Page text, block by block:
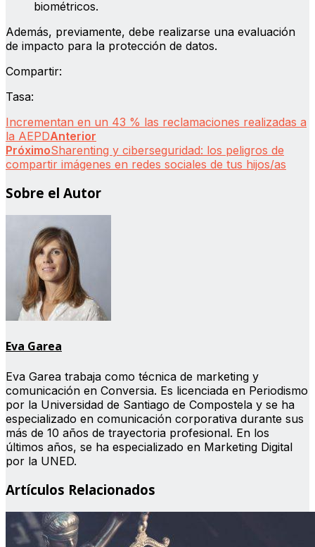
biométricos.
Además, previamente, debe realizarse una evaluación
de impacto para la protección de datos.
Compartir:
Tasa:
Incrementan en un 43 % las reclamaciones realizadas a
la AEPDAnterior
PróximoSharenting y ciberseguridad: los peligros de
compartir imágenes en redes sociales de tus hijos/as
Sobre el Autor
Eva Garea
Eva Garea trabaja como técnica de marketing y
comunicación en Conversia. Es licenciada en Periodismo
por la Universidad de Santiago de Compostela y se ha
especializado en comunicación corporativa durante sus
más de 10 años de trayectoria profesional. En los
últimos años, se ha especializado en Marketing Digital
por la UNED.
Artículos Relacionados